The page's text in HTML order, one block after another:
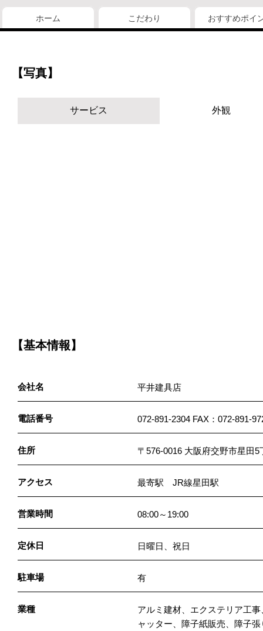
ホーム こだわり おすすめポイ
【写真】
サービス 外観
【基本情報】
会社名 平井建具店
電話番号 072-891-2304 FAX：072-891-
住所 〒576-0016 大阪府交野市星田5
アクセス 最寄駅 JR線星田駅
営業時間 08:00～19:00
定休日 日曜日、祝日
駐車場 有
業種
アルミ建材、エクステリア工
ャッター、障子紙販売、障子